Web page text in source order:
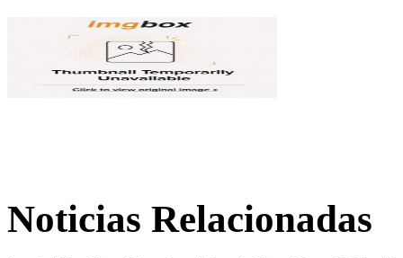
Noticias Relacionadas